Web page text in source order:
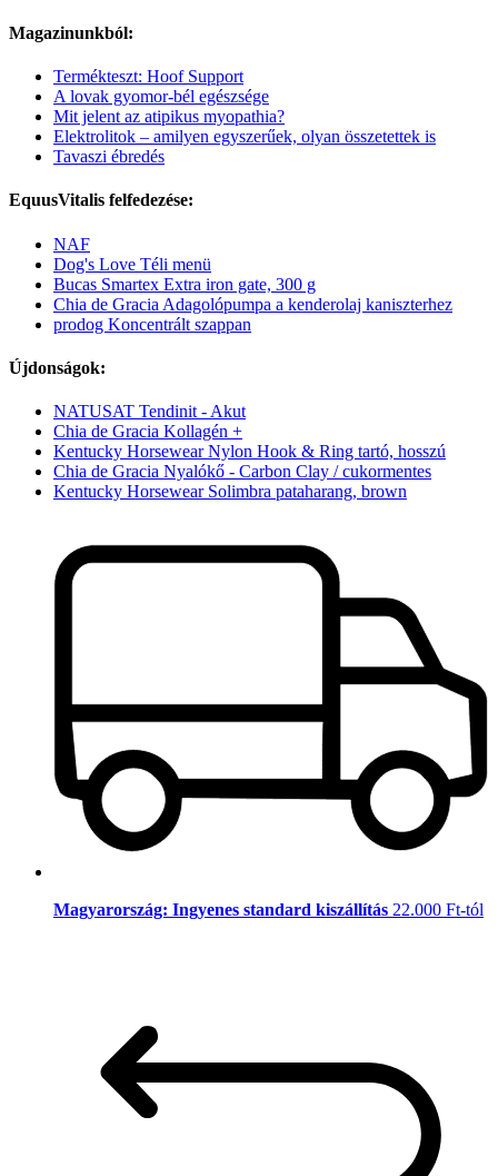
Magazinunkból:
Termékteszt: Hoof Support
A lovak gyomor-bél egészsége
Mit jelent az atipikus myopathia?
Elektrolitok – amilyen egyszerűek, olyan összetettek is
Tavaszi ébredés
EquusVitalis felfedezése:
NAF
Dog's Love Téli menü
Bucas Smartex Extra iron gate, 300 g
Chia de Gracia Adagolópumpa a kenderolaj kaniszterhez
prodog Koncentrált szappan
Újdonságok:
NATUSAT Tendinit - Akut
Chia de Gracia Kollagén +
Kentucky Horsewear Nylon Hook & Ring tartó, hosszú
Chia de Gracia Nyalókő - Carbon Clay / cukormentes
Kentucky Horsewear Solimbra pataharang, brown
Magyarország: Ingyenes standard kiszállítás 22.000 Ft-tól